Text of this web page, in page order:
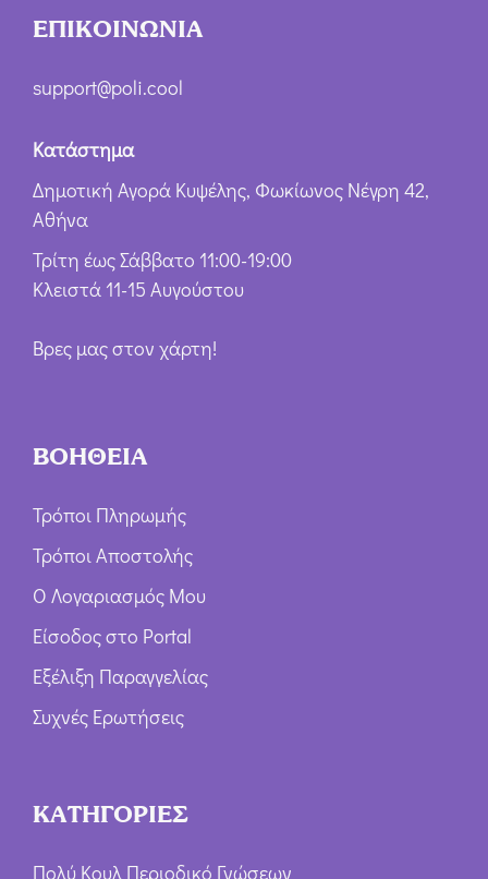
ΕΠΙΚΟΙΝΩΝΙΑ
support@poli.cool
Κατάστημα
Δημοτική Αγορά Κυψέλης, Φωκίωνος Νέγρη 42,
Αθήνα
Τρίτη έως Σάββατο 11:00-19:00
Κλειστά 11-15 Αυγούστου
Βρες μας στον χάρτη!
ΒΟΗΘΕΙΑ
Τρόποι Πληρωμής
Τρόποι Αποστολής
Ο Λογαριασμός Μου
Είσοδος στο Portal
Εξέλιξη Παραγγελίας
Συχνές Ερωτήσεις
ΚΑΤΗΓΟΡΙΕΣ
Πολύ Κουλ Περιοδικό Γνώσεων